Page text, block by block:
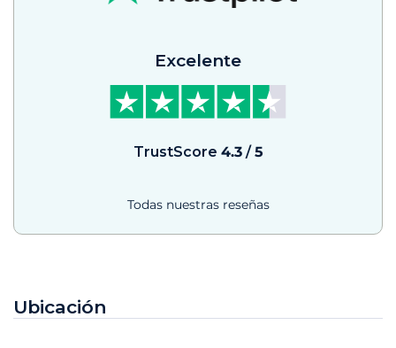
Excelente
TrustScore 4.3/5
Todas nuestras reseñas
Ubicación